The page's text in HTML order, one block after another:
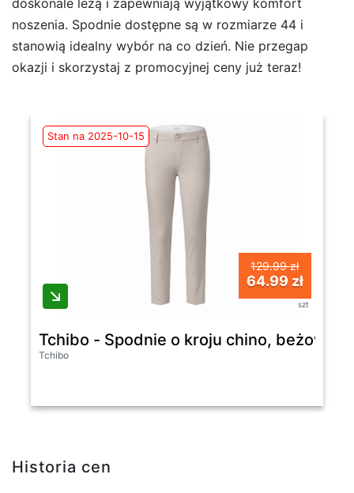
doskonale leżą i zapewniają wyjątkowy komfort
noszenia. Spodnie dostępne są w rozmiarze 44 i
stanowią idealny wybór na co dzień. Nie przegap
okazji i skorzystaj z promocyjnej ceny już teraz!
Stan na 2025-10-15
129.99 zł
64.99 zł
szt
Tchibo - Spodnie o kroju chino, beżowy
Tchibo
Historia cen